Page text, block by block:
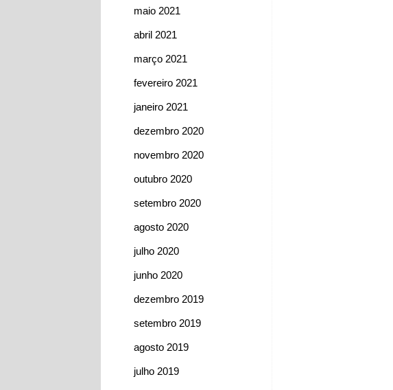
maio 2021
abril 2021
março 2021
fevereiro 2021
janeiro 2021
dezembro 2020
novembro 2020
outubro 2020
setembro 2020
agosto 2020
julho 2020
junho 2020
dezembro 2019
setembro 2019
agosto 2019
julho 2019